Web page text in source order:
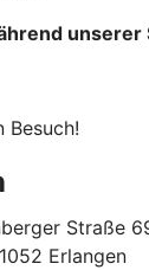
unserer
Besuch!
Straße
Erlangen